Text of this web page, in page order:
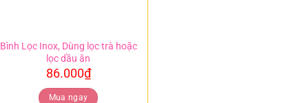
Bình Lọc Inox, Dùng lọc trà hoặc
lọc dầu ăn
86.000₫
Mua ngay